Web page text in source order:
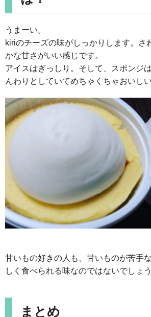
うまーい。
kiriのチーズの味がしっかりします。さ
かな甘さがいい感じです。
アイスはぎっしり。そして、スポンジは
んわりとしていてめちゃくちゃおいしい
甘いもの好きの人も、甘いものが苦手
しく食べられる味なのではないでしょ
まとめ